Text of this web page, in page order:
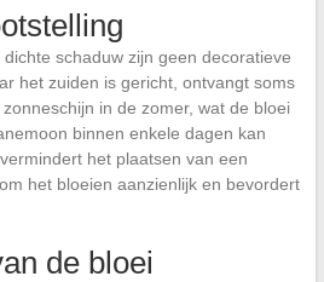
schaduw zijn geen decoratieve
het zuiden is gericht, ontvangt soms
in de zomer, wat de bloei
binnen enkele dagen kan
het plaatsen van een
het bloeien aanzienlijk en bevordert
de bloei